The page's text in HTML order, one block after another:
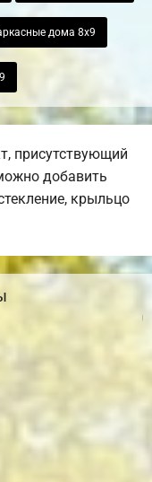
дома 8х9
присутствующий
добавить
крыльцо